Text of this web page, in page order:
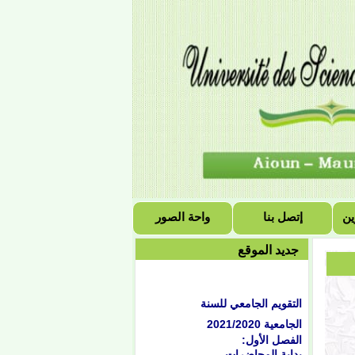
واحة الصور إتصل بنا
جديد الموقع
التقويم الجامعي للسنة
الجامعية 2021/2020
الفصل الأول:
بداية المحاضرات